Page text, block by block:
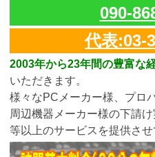
090-
代表:03-
2003年から23年間の豊富な
いただきます。
様々なPCメーカー様、プロ
周辺機器メーカー様の下請
等以上のサービスを提供させ